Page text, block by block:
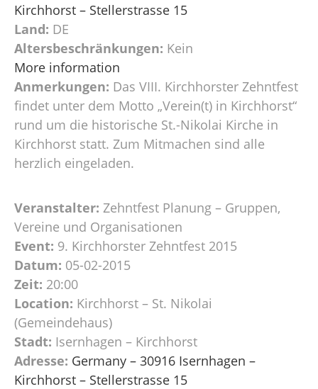
Kirchhorst – Stellerstrasse 15
Land: DE
Altersbeschränkungen: Kein
More information
Anmerkungen: Das VIII. Kirchhorster Zehntfest
findet unter dem Motto „Verein(t) in Kirchhorst“
rund um die historische St.-Nikolai Kirche in
Kirchhorst statt. Zum Mitmachen sind alle
herzlich eingeladen.
Veranstalter: Zehntfest Planung – Gruppen,
Vereine und Organisationen
Event: 9. Kirchhorster Zehntfest 2015
Datum: 05-02-2015
Zeit: 20:00
Location: Kirchhorst – St. Nikolai
(Gemeindehaus)
Stadt: Isernhagen – Kirchhorst
Adresse: Germany – 30916 Isernhagen –
Kirchhorst – Stellerstrasse 15